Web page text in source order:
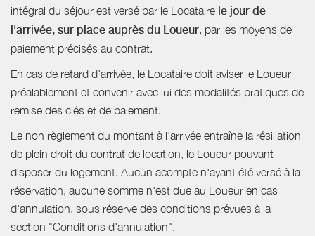
intégral du séjour est versé par le Locataire le jour de
l'arrivée, sur place auprès du Loueur, par les moyens de
paiement précisés au contrat.
En cas de retard d'arrivée, le Locataire doit aviser le Loueur
préalablement et convenir avec lui des modalités pratiques de
remise des clés et de paiement.
Le non règlement du montant à l'arrivée entraîne la résiliation
de plein droit du contrat de location, le Loueur pouvant
disposer du logement. Aucun acompte n'ayant été versé à la
réservation, aucune somme n'est due au Loueur en cas
d'annulation, sous réserve des conditions prévues à la
section "Conditions d'annulation".